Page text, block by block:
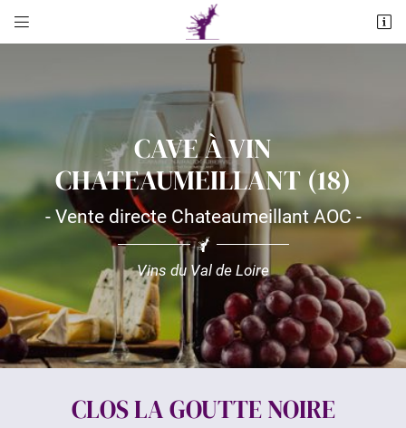
 
Cave Bituriges Route de Culan
 Adresse email de réception
En cochant cette case, vous consentez à recevoir nos propositions commerciales à
l'adresse email indiqué ci-dessus. Vous pouvez vous désinscrire à tout moment en
utilisantle formulaire de désinscription .
CAVE À VIN
CHATEAUMEILLANT (18)
- Vente directe Chateaumeillant AOC -
Vins du Val de Loire
CLOS LA GOUTTE NOIRE